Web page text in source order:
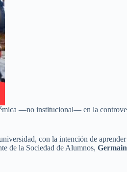
—no institucional— en la
con la intención de
de la Sociedad de Alumnos,